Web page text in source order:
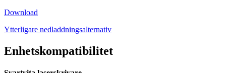
Download
Ytterligare nedladdningsalternativ
Enhetskompatibilitet